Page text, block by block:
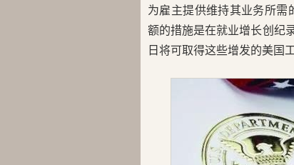
为雇主提供维持其业务所需
额的措施是在就业增长创纪
日将可取得这些增发的美国